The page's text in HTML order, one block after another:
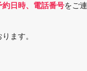
日時、電話番号をご
ます。